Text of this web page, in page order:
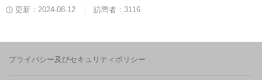
更新：2024-08-12 訪問者：3116
プライバシー及びセキュリティポリシー